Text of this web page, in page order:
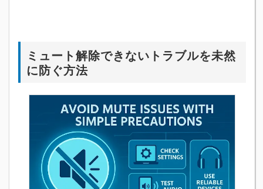
ミュート解除できないトラブルを未然
に防ぐ方法